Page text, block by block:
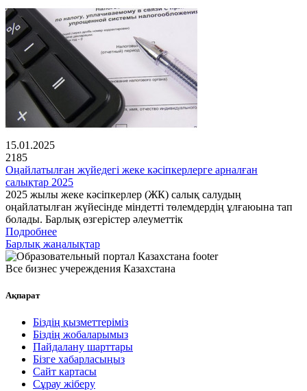
15.01.2025
2185
Оңайлатылған жүйедегі жеке кәсіпкерлерге арналған
салықтар 2025
2025 жылы жеке кәсіпкерлер (ЖК) салық салудың
оңайлатылған жүйесінде міндетті төлемдердің ұлғаюына тап
болады. Барлық өзгерістер әлеуметтік
Подробнее
Барлық жаңалықтар
Все бизнес учереждения Казахстана
Ақпарат
Біздің қызметтеріміз
Біздің жобаларымыз
Пайдалану шарттары
Бізге хабарласыңыз
Сайт картасы
Сұрау жіберу